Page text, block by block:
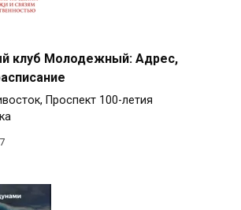
клуб Молодежный: Адрес,
Проспект 100-летия